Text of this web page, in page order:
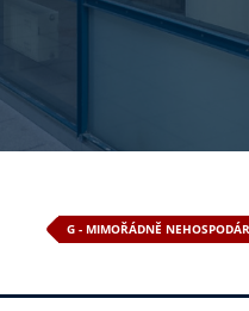
G - MIMOŘÁDNĚ